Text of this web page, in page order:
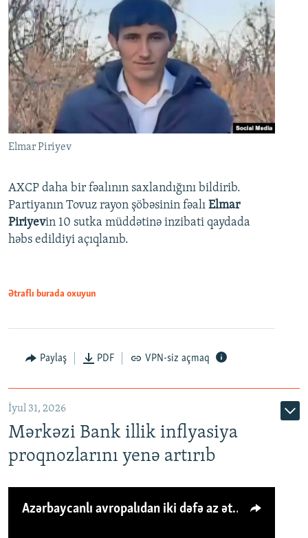
Elmar Piriyev
AXCP daha bir fəalının saxlandığını bildirib.
Partiyanın Tovuz rayon şöbəsinin fəalı Elmar
Piriyevin 10 sutka müddətinə inzibati qaydada
həbs edildiyi açıqlanıb.
Ətraflı burada oxuyun
Paylaş PDF VPN-siz açmaq
İyul 31, 2026
Mərkəzi Bank illik inflyasiya
proqnozlarını yenə artırıb
Azərbaycanlı avropalıdan iki dəfə az ət yeyir, amma... 'Qiymət artımı qaçılmazdır'